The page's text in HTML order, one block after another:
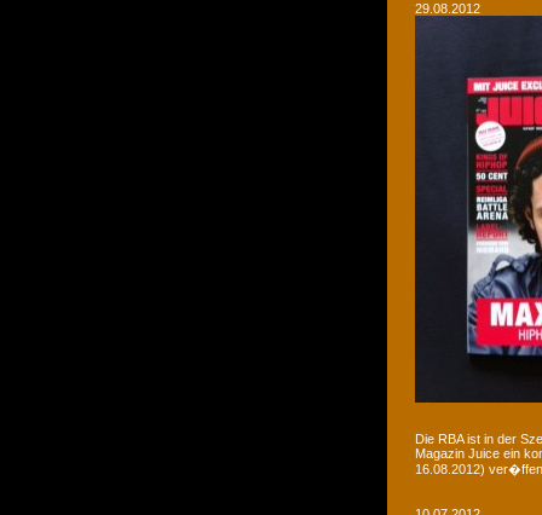
29.08.2012
Die RBA ist in der
Magazin Juice ein
16.08.2012)